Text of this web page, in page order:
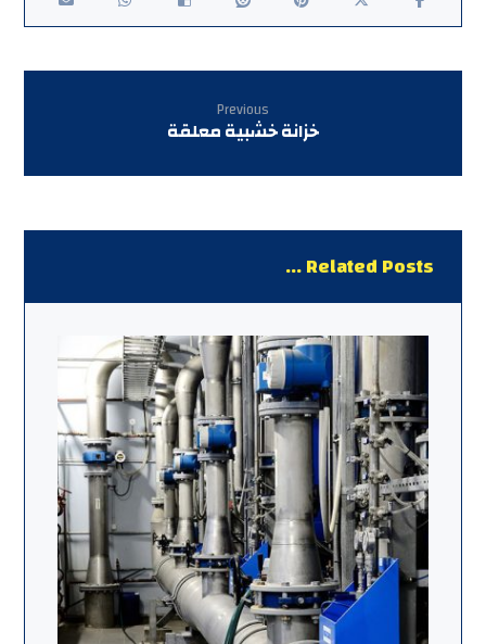
Previous
خزانة خشبية معلقة
Related Posts ...